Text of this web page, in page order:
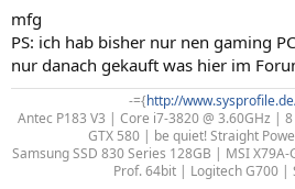
mfg
PS: ich hab bisher nur nen gaming
nur danach gekauft was hier im
-={http://
Antec P183 V3 | Core i7-3820 @ 3.60GHz |
GTX 580 | be quiet! Straight
Samsung SSD 830 Series 128GB | MSI
Prof. 64bit | Logitech G700 |